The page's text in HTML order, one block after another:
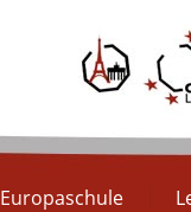
Europaschule